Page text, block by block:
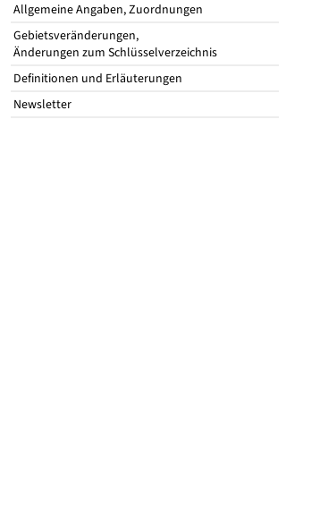
Allgemeine Angaben, Zuordnungen
Gebietsveränderungen,
Änderungen zum Schlüsselverzeichnis
Definitionen und Erläuterungen
Newsletter